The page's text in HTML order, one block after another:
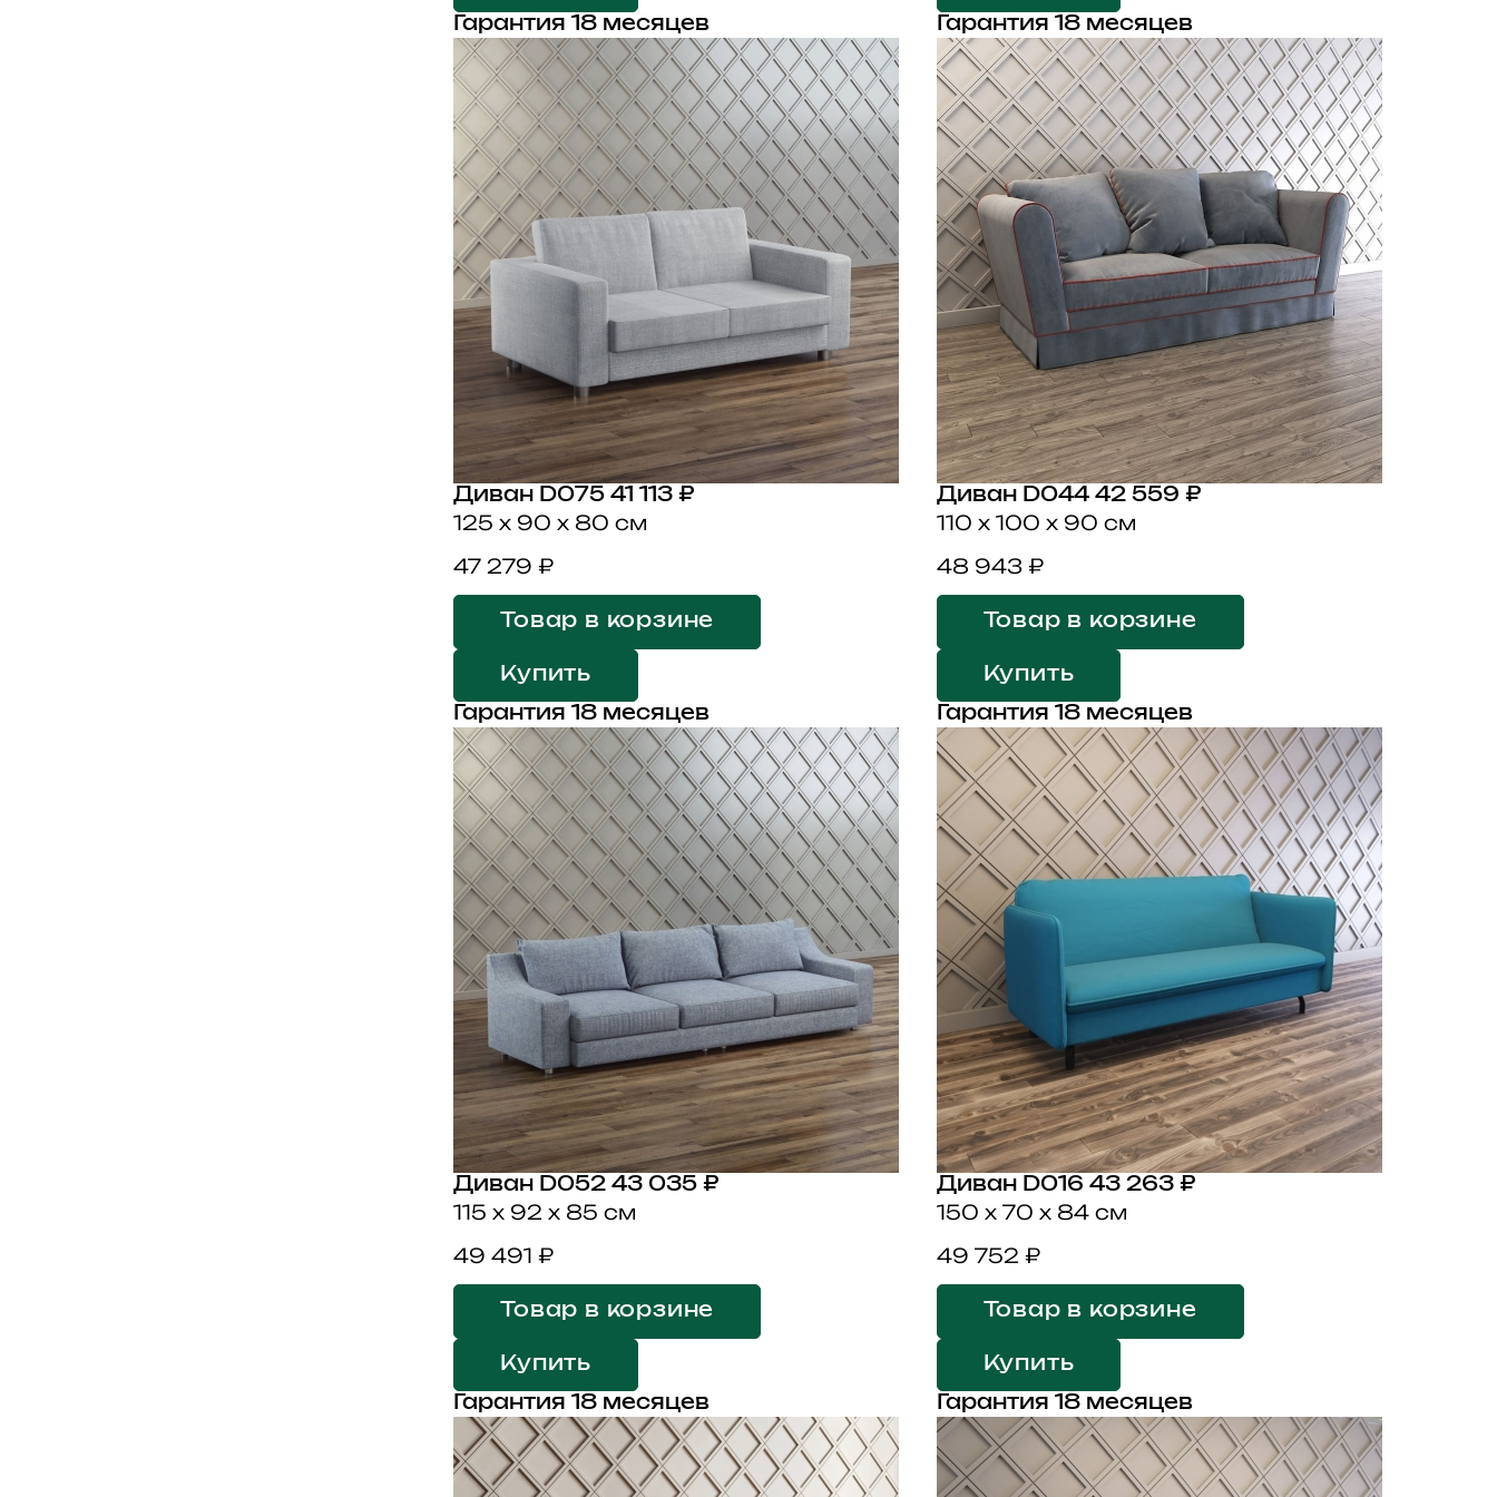
Гарантия 18 месяцев Гарантия 18 месяцев
Диван D075 41 113 ₽
125 x 90 x 80 см
47 279 ₽
Товар в корзине
Купить
Гарантия 18 месяцев
Диван D044 42 559 ₽
110 x 100 x 90 см
48 943 ₽
Товар в корзине
Купить
Гарантия 18 месяцев
Диван D052 43 035 ₽
115 x 92 x 85 см
49 491 ₽
Товар в корзине
Купить
Гарантия 18 месяцев
Диван D016 43 263 ₽
150 x 70 x 84 см
49 752 ₽
Товар в корзине
Купить
Гарантия 18 месяцев